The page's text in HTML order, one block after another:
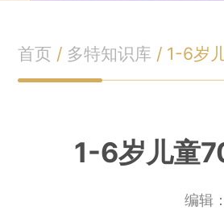
首页 / 多特知识库 / 1-6岁
1-6岁儿童
编辑